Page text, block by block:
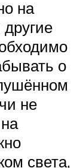
на
о
не
света,